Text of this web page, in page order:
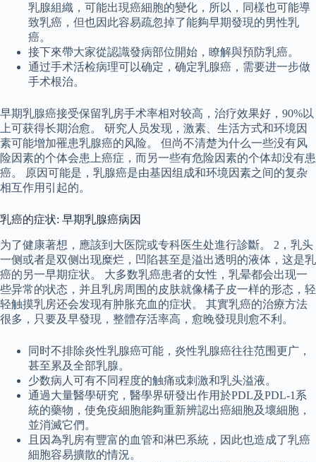
乳腺組織，可能出現癌細胞的變化，所以，同樣也可能導
致乳癌，但也因此容易疏忽掉了能夠早期發現的男性乳
癌。
接下來帶大家從認識發病部位開始，瞭解與預防乳癌。
通过手术活检病理可以确定，确定乳腺癌，需要进一步做
手术根治。
早期乳腺癌接受保留乳房手术率相对较高，治疗效果好，90%以
上可获得长期治愈。 研究人员发现，激素、生活方式和环境因
素可能增加罹患乳腺癌的风险。 但尚不清楚为什么一些没有风
险因素的个体会患上癌症，而另一些有危险因素的个体却没有患
癌。 原因可能是，乳腺癌是由基因组成和环境因素之间的复杂
相互作用引起的。
乳癌的症状: 早期乳腺癌病因
为了健康著想，應該到大医院或专科医生处進行診斷。 2，乳头
一侧或者是双侧出现糜烂，凹陷甚至是溢出透明的液体，这是乳
癌的另一早期症状。 大多数乳癌患者的女性，乳晕都会出现一
些异常的状态，并且乳房周围的皮肤就像橘子皮一样的形态，轻
轻触摸乳房还会发现有肿胀充血的症状。 其實乳癌的治療方法
很多，只要及早發現，整體存活率高，愈晚發現則愈不利。
同时不排除炎性乳腺癌可能，炎性乳腺癌往往范围更广，
甚至累及全部乳腺。
少数病人可有不同程度的触痛或刺激和乳头溢液。
通過大量醫學研究，醫學界研發出作用於PDL及PDL-1系
統的藥物，使免疫細胞能夠重新辨認出癌細胞及壞細胞，
並消滅它們。
且因為乳房有豐富的血管和淋巴系統，因此也造成了乳癌
細胞容易擴散的情況。